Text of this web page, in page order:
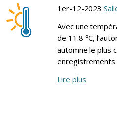
1er-12-2023
Avec une
de 11.8 °C,
automne le plus
enregistrements
Lire plus